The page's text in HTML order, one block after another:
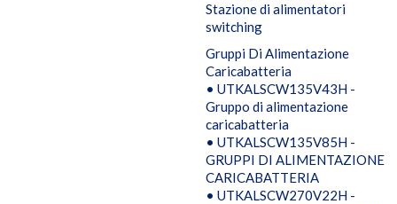
Stazione di alimentatori
switching
Gruppi Di Alimentazione
Caricabatteria
• UTKALSCW135V43H -
Gruppo di alimentazione
caricabatteria
• UTKALSCW135V85H -
GRUPPI DI ALIMENTAZIONE
CARICABATTERIA
• UTKALSCW270V22H -